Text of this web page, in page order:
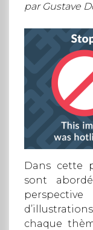
par Gustave
Dans cette
sont
chaque